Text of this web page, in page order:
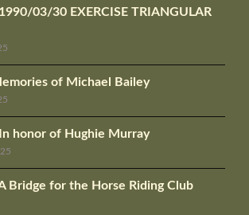
03/30 EXERCISE TRIANGULAR
of Michael Bailey
honor of Hughie Murray
Bridge for the Horse Riding Club